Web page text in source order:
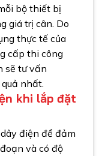
bộ thiết bị
giá trị cân. Do
thực tế của
cấp thi công
sẽ tư vấn
nhất.
khi lắp đặt
điện để đảm
và có độ